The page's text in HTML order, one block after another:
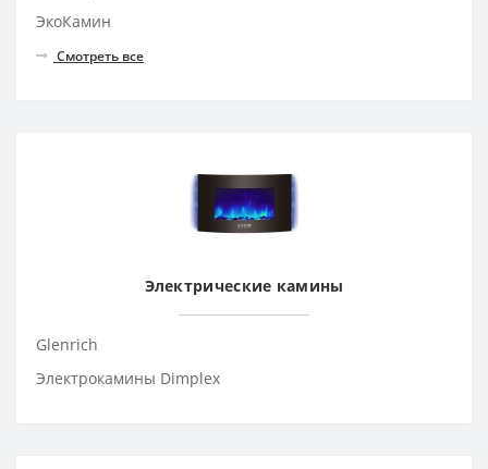
ЭкоКамин
Смотреть все
Электрические камины
Glenrich
Электрокамины Dimplex